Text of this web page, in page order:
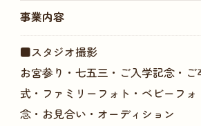
事業内容
■スタジオ撮影
お宮参り・七五三・ご入学記念・
式・ファミリーフォト・ベビーフォ
念・お見合い・オーディション